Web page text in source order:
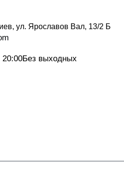
ул. Ярославов Вал, 13/2 Б
20:00Без выходных